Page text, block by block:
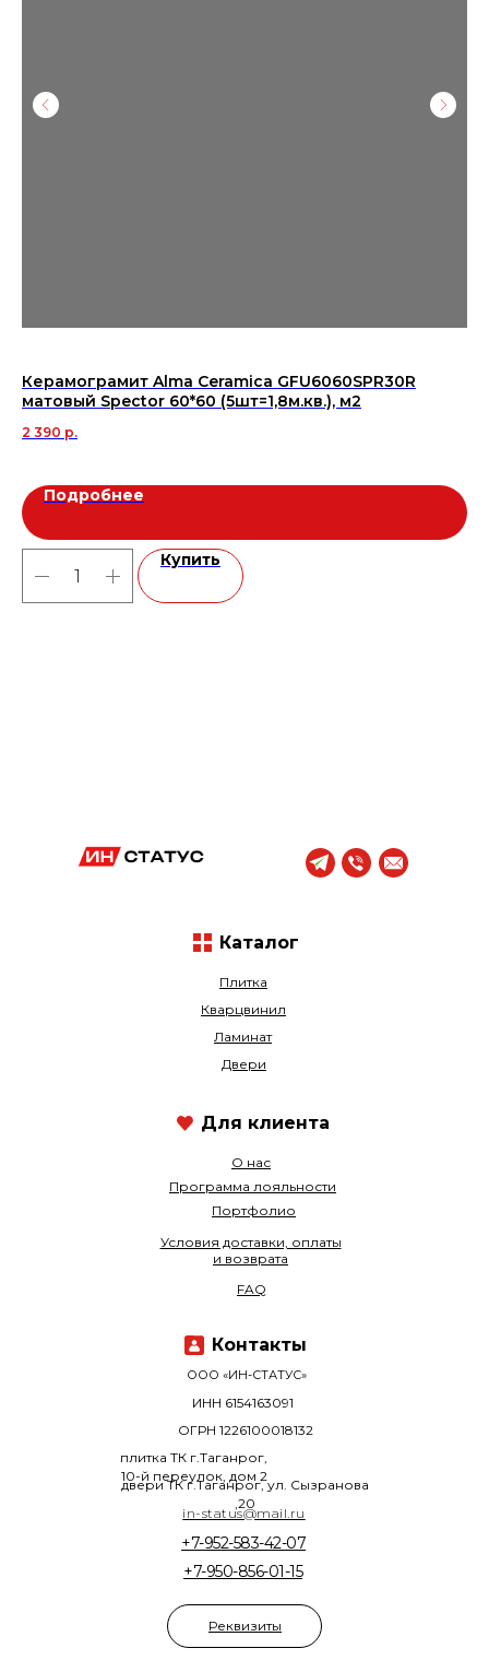
Керамограмит Alma Ceramica GFU6060SPR30R
матовый Spector 60*60 (5шт=1,8м.кв.), м2
2 390 р.
Подробнее
Купить
Плитка
Кварцвинил
+7-950-856-01-15
+7-952-583-42-07
О нас
Ламинат
Программа лояльности
Двери
Портфолио
ООО «ИН-СТАТУС»
плитка ТК г.Таганрог,
10-й переулок, дом 2
двери ТК г.Таганрог, ул. Сызранова
,20
ОГРН 1226100018132
ИНН 6154163091
Условия доставки, оплаты
и возврата
FAQ
Каталог
in-status@mail.ru
Контакты
Для клиента
Реквизиты